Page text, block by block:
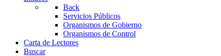
Back
Servicios Públicos
Organismos de Gobierno
Organismos de Control
Carta de Lectores
Buscar